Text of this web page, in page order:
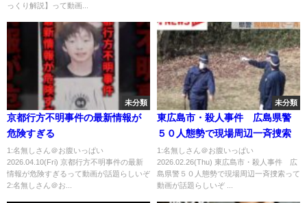
っくり解説】って動画...
未分類
京都行方不明事件の最新情報が
危険すぎる
1:名無しさん＠お腹いっぱい
2026.04.10(Fri) 京都行方不明事件の最新
情報が危険すぎるって動画が話題らしいぞ
2:名無しさん＠お...
未分類
東広島市・殺人事件 広島県警
５０人態勢で現場周辺一斉捜索
1:名無しさん＠お腹いっぱい
2026.02.26(Thu) 東広島市・殺人事件 広
島県警５０人態勢で現場周辺一斉捜索って
動画が話題らしいぞ ...